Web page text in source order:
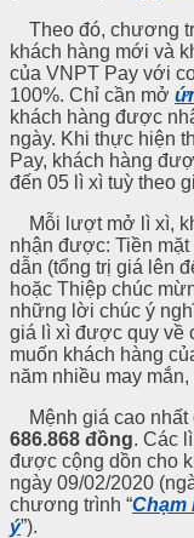
Theo đó, chương
khách hàng mới và
của VNPT Pay với
100%. Chỉ cần mở
khách hàng được
ngày. Khi thực hiện
Pay, khách hàng
đến 05 lì xì tuỳ theo
Mỗi lượt mở lì xì,
nhận được: Tiền
dẫn (tổng trị giá lên
hoặc Thiệp chúc
những lời chúc ý
giá lì xì được quy về
muốn khách hàng
năm nhiều may
Mệnh giá cao nhất
686.868 đồng. Các
được cộng dồn cho
ngày 09/02/2020
chương trình “Chạm
ý”).